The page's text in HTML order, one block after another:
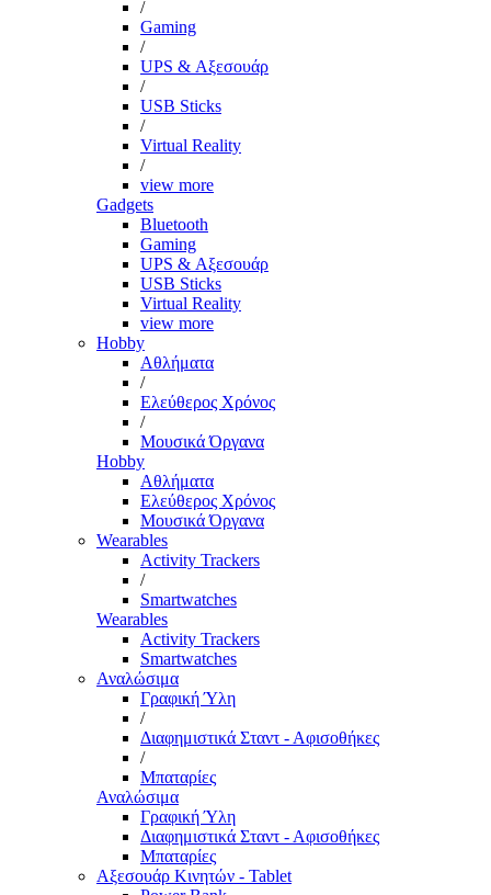
/
Gaming
/
UPS & Αξεσουάρ
/
USB Sticks
/
Virtual Reality
/
view more
Gadgets
Bluetooth
Gaming
UPS & Αξεσουάρ
USB Sticks
Virtual Reality
view more
Hobby
Αθλήματα
/
Ελεύθερος Χρόνος
/
Μουσικά Όργανα
Hobby
Αθλήματα
Ελεύθερος Χρόνος
Μουσικά Όργανα
Wearables
Activity Trackers
/
Smartwatches
Wearables
Activity Trackers
Smartwatches
Αναλώσιμα
Γραφική Ύλη
/
Διαφημιστικά Σταντ - Αφισοθήκες
/
Μπαταρίες
Αναλώσιμα
Γραφική Ύλη
Διαφημιστικά Σταντ - Αφισοθήκες
Μπαταρίες
Αξεσουάρ Κινητών - Tablet